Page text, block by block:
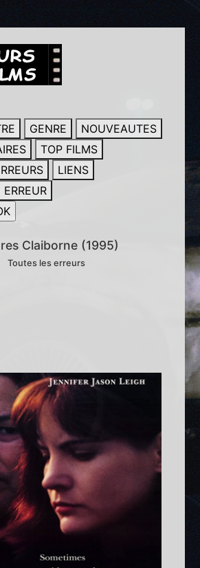
GENRE
NOUVEAUTES
TOP FILMS
LIENS
Claiborne (1995)
Toutes les erreurs